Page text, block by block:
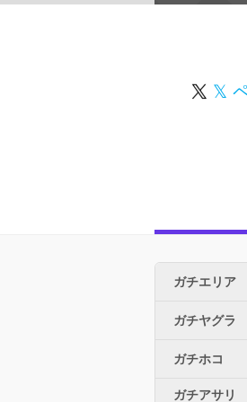
𝕏
ガチエリア
ガチヤグラ
ガチホコ
ガチアサリ